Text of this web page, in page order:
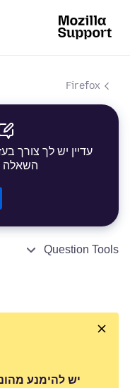
Firefox
עדיין יש לך צורך
השאלה
Question Tools
יש להימנע